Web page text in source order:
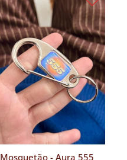
Mosquetão - Aura 555